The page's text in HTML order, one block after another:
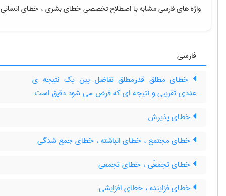
واژه های فارسی مشابه با اصطلاح تخصصیخطای بشری ، خطای انسانی
فارسی
خطای مطلق قدرمطلق تفاضل بین یک نتیجه ی
عددی تقریبی و نتیجه ای که فرض می شود دقیق است
خطای پذیرش
خطای مجتمع ، خطای انباشته ، خطای جمع شدگی
خطای تجمعّی ، خطای تجمعی
خطای فزاینده ، خطای افزایشی